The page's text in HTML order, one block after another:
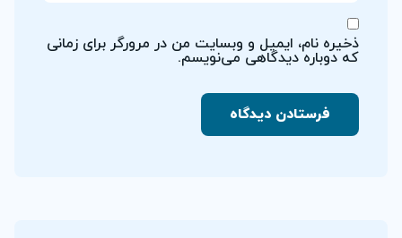
ذخیره نام، ایمیل و وبسایت من در مرورگر برای زمانی
که دوباره دیدگاهی می‌نویسم.